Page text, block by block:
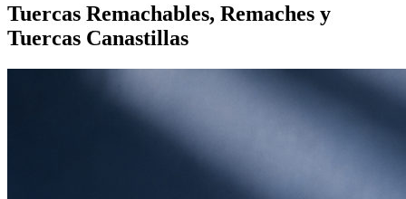
Tuercas Remachables, Remaches y
Tuercas Canastillas